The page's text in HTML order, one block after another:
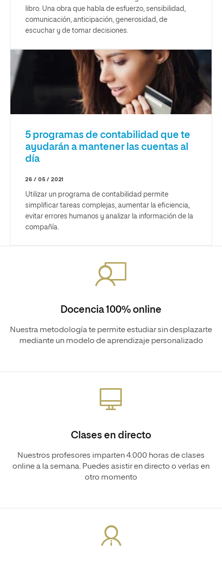
libro. Una obra que habla de esfuerzo, sensibilidad,
comunicación, anticipación, generosidad, de
escuchar y de tomar decisiones.
5 programas de contabilidad que te
ayudarán a mantener las cuentas al
día
26 / 05 / 2021
Utilizar un programa de contabilidad permite
simplificar tareas complejas, aumentar la eficiencia,
evitar errores humanos y analizar la información de la
compañía.
Docencia 100% online
Nuestra metodología te permite estudiar sin desplazarte
mediante un modelo de aprendizaje personalizado
Clases en directo
Nuestros profesores imparten 4.000 horas de clases
online a la semana. Puedes asistir en directo o verlas en
otro momento